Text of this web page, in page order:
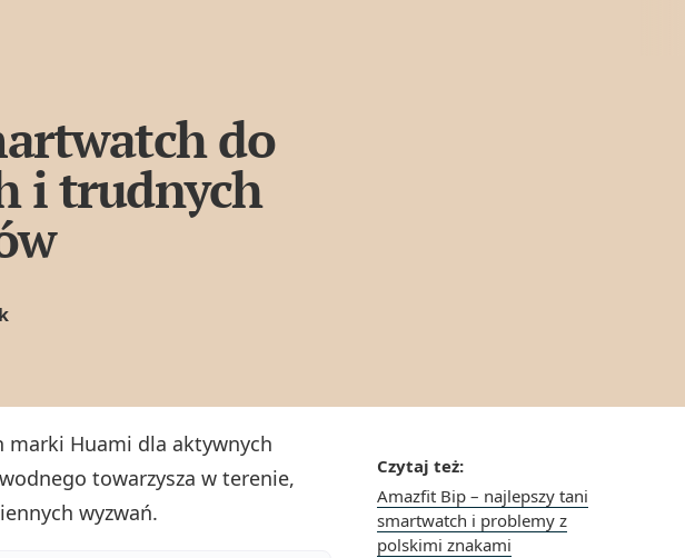
do
i trudnych
Czytaj też:
Amazfit Bip – najlepszy tani
smartwatch i problemy z
polskimi znakami
marki Huami dla aktywnych
towarzysza w terenie,
wyzwań.